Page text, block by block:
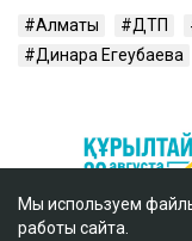
Алматы ДТП
Динара Егеубаева
Мы используем
работы сайта.